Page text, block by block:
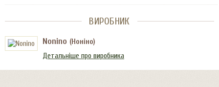
ВИРОБНИК
Nonino (Ноніно)
Детальніше про виробника